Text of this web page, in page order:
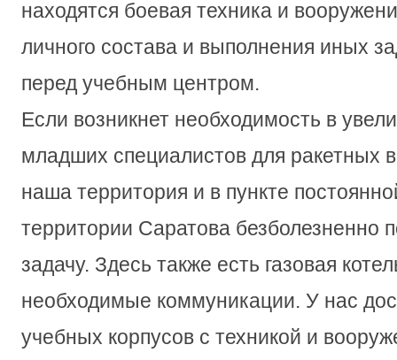
находятся боевая техника и
личного состава и выполнения иных
перед учебным центром.
Если возникнет необходимость в
младших специалистов для ракетных
наша территория и в пункте
территории Саратова безболезненно
задачу. Здесь также есть газовая
необходимые коммуникации. У нас
учебных корпусов с техникой и